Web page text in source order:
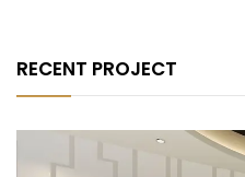
RECENT PROJECT